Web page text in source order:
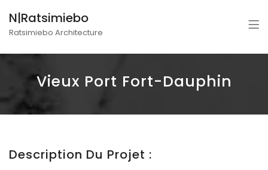
N|Ratsimiebo
Ratsimiebo Architecture
Vieux Port Fort-Dauphin
Description Du Projet :